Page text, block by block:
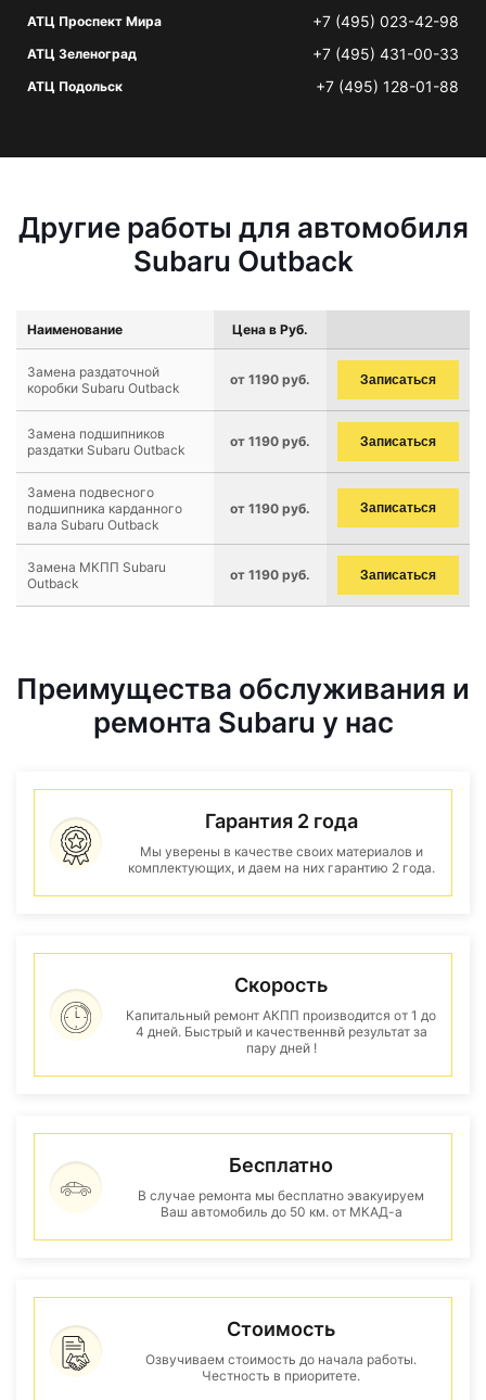
АТЦ Проспект Мира +7 (495) 023-42-98
АТЦ Зеленоград +7 (495) 431-00-33
АТЦ Подольск +7 (495) 128-01-88
Другие работы для автомобиля
Subaru Outback
Наименование Цена в Руб.
Замена раздаточной
коробки Subaru Outback
от 1190 руб. Записаться
Замена подшипников
раздатки Subaru Outback
от 1190 руб. Записаться
Замена подвесного
подшипника карданного
вала Subaru Outback
от 1190 руб. Записаться
Замена МКПП Subaru
Outback
от 1190 руб. Записаться
Преимущества обслуживания и
ремонта Subaru у нас
Гарантия 2 года
Мы уверены в качестве своих материалов и
комплектующих, и даем на них гарантию 2 года.
Скорость
Капитальный ремонт АКПП производится от 1 до
4 дней. Быстрый и качественнвй результат за
пару дней !
Бесплатно
В случае ремонта мы бесплатно эвакуируем
Ваш автомобиль до 50 км. от МКАД-а
Стоимость
Озвучиваем стоимость до начала работы.
Честность в приоритете.